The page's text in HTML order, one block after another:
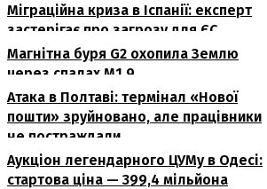
Міграційна криза в Іспанії: експерт
застерігає про загрозу для ЄС
Магнітна буря G2 охопила Землю
через спалах M1.9
Атака в Полтаві: термінал «Нової
пошти» зруйновано, але працівники
не постраждали
Аукціон легендарного ЦУМу в Одесі:
стартова ціна — 399,4 мільйона